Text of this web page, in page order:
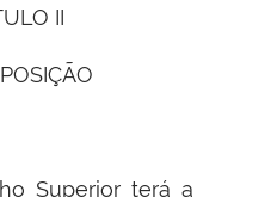
II
Superior terá a